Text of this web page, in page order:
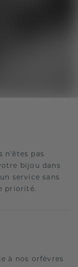
pas
bijou dans
service sans
priorité.
à nos orfèvres